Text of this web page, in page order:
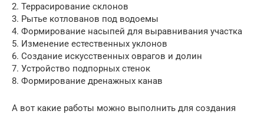
2. Террасирование склонов
3. Рытье котлованов под водоемы
4. Формирование насыпей для выравнивания участка
5. Изменение естественных уклонов
6. Создание искусственных оврагов и долин
7. Устройство подпорных стенок
8. Формирование дренажных канав
А вот какие работы можно выполнить для создания